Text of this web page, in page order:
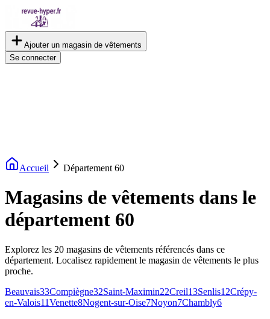
Ajouter un magasin de vêtements
Se connecter
Accueil Département 60
Magasins de vêtements dans le
département 60
Explorez les 20 magasins de vêtements référencés dans ce
département. Localisez rapidement le magasin de vêtements le plus
proche.
Beauvais33Compiègne32Saint-Maximin22Creil13Senlis12Crépy-
en-Valois11Venette8Nogent-sur-Oise7Noyon7Chambly6